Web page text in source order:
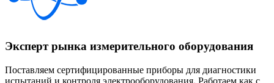
Эксперт рынка измерительного оборудования
Поставляем сертифицированные приборы для диагностики
испытаний и контроля электрооборудования. Работаем как с